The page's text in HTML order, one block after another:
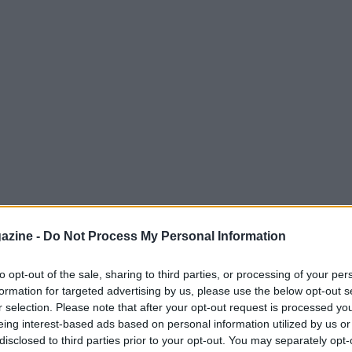
- Do Not Process My Personal Information
opt-out of the sale, sharing to third parties, or processing of your
for targeted advertising by us, please use the below opt-out
selection. Please note that after your opt-out request is processed
interest-based ads based on personal information utilized by us
to third parties prior to your opt-out. You may separately
netti e punteggi che non lasciano spazio a
si è fermata conquistando una medaglia
la sciabola maschile ha visto affermarsi